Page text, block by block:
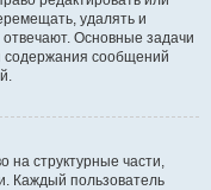
удалять и
Основные задачи
содержания сообщений
на структурные части,
Каждый пользователь